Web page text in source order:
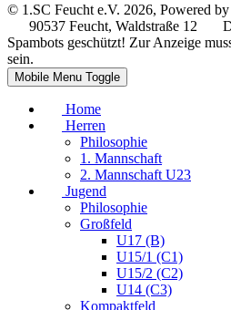
© 1.SC Feucht e.V. 2026, Powered by
90537 Feucht, Waldstraße 12
Spambots geschützt! Zur Anzeige
sein.
Mobile Menu Toggle
Home
Herren
Philosophie
1. Mannschaft
2. Mannschaft U23
Jugend
Philosophie
Großfeld
U17 (B)
U15/1 (C1)
U15/2 (C2)
U14 (C3)
Kompaktfeld